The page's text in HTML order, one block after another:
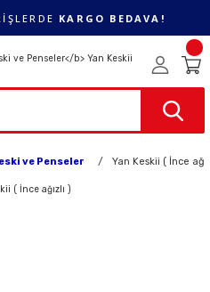
KARGO BEDAVA!
ve Penseler Yan Keskii ( İnce